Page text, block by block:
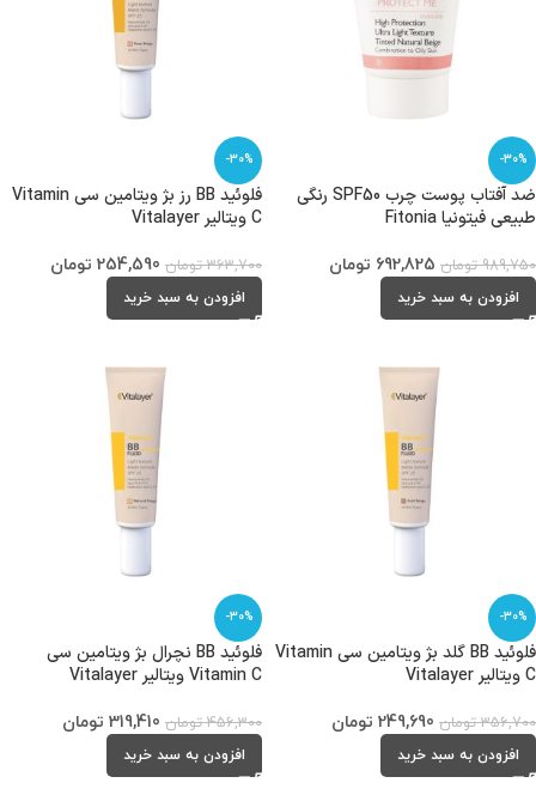
-30%
ضد آفتاب پوست چرب SPF50 رنگی
طبیعی فیتونیا Fitonia
989,750 تومان 692,825 تومان
افزودن به سبد خرید
-30%
فلوئید BB رز بژ ویتامین سی Vitamin
C ویتالیر Vitalayer
363,700 تومان 254,590 تومان
افزودن به سبد خرید
-30%
فلوئید BB گلد بژ ویتامین سی Vitamin
C ویتالیر Vitalayer
356,700 تومان 249,690 تومان
افزودن به سبد خرید
-30%
فلوئید BB نچرال بژ ویتامین سی
Vitamin C ویتالیر Vitalayer
456,300 تومان 319,410 تومان
افزودن به سبد خرید